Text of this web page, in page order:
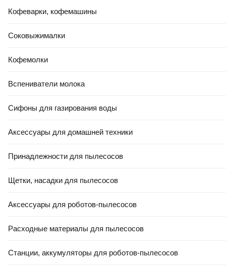
Кофеварки, кофемашины
Соковыжималки
Кофемолки
Вспениватели молока
Сифоны для газирования воды
Аксессуары для домашней техники
Принадлежности для пылесосов
Щетки, насадки для пылесосов
Аксессуары для роботов-пылесосов
Расходные материалы для пылесосов
Станции, аккумуляторы для роботов-пылесосов